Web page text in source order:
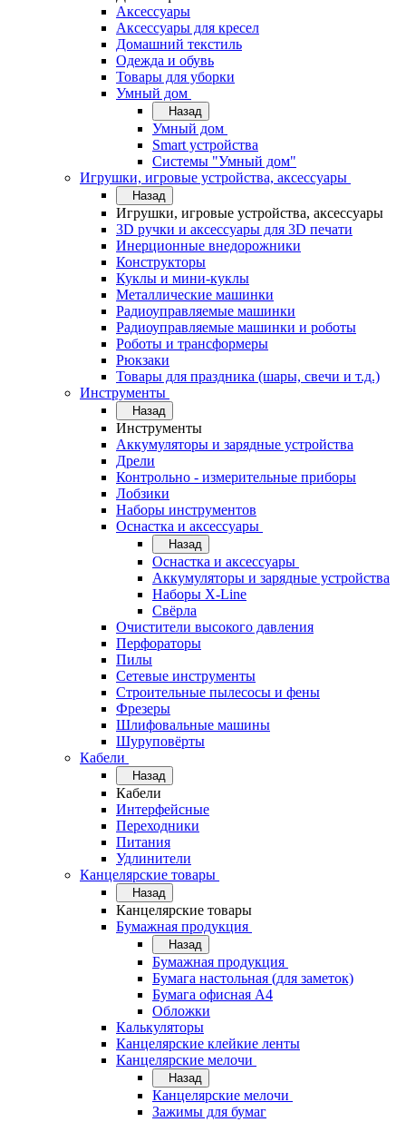
Аксессуары
Аксессуары для кресел
Домашний текстиль
Одежда и обувь
Товары для уборки
Умный дом
Назад
Умный дом
Smart устройства
Системы "Умный дом"
Игрушки, игровые устройства, аксессуары
Назад
Игрушки, игровые устройства, аксессуары
3D ручки и аксессуары для 3D печати
Инерционные внедорожники
Конструкторы
Куклы и мини-куклы
Металлические машинки
Радиоуправляемые машинки
Радиоуправляемые машинки и роботы
Роботы и трансформеры
Рюкзаки
Товары для праздника (шары, свечи и т.д.)
Инструменты
Назад
Инструменты
Аккумуляторы и зарядные устройства
Дрели
Контрольно - измерительные приборы
Лобзики
Наборы инструментов
Оснастка и аксессуары
Назад
Оснастка и аксессуары
Аккумуляторы и зарядные устройства
Наборы X-Line
Свёрла
Очистители высокого давления
Перфораторы
Пилы
Сетевые инструменты
Строительные пылесосы и фены
Фрезеры
Шлифовальные машины
Шуруповёрты
Кабели
Назад
Кабели
Интерфейсные
Переходники
Питания
Удлинители
Канцелярские товары
Назад
Канцелярские товары
Бумажная продукция
Назад
Бумажная продукция
Бумага настольная (для заметок)
Бумага офисная А4
Обложки
Калькуляторы
Канцелярские клейкие ленты
Канцелярские мелочи
Назад
Канцелярские мелочи
Зажимы для бумаг